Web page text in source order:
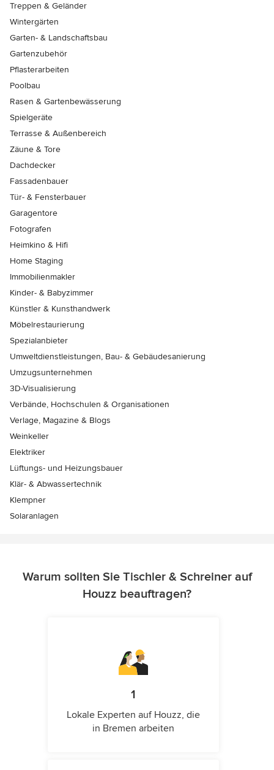
Treppen & Geländer
Wintergärten
Garten- & Landschaftsbau
Gartenzubehör
Pflasterarbeiten
Poolbau
Rasen & Gartenbewässerung
Spielgeräte
Terrasse & Außenbereich
Zäune & Tore
Dachdecker
Fassadenbauer
Tür- & Fensterbauer
Garagentore
Fotografen
Heimkino & Hifi
Home Staging
Immobilienmakler
Kinder- & Babyzimmer
Künstler & Kunsthandwerk
Möbelrestaurierung
Spezialanbieter
Umweltdienstleistungen, Bau- & Gebäudesanierung
Umzugsunternehmen
3D-Visualisierung
Verbände, Hochschulen & Organisationen
Verlage, Magazine & Blogs
Weinkeller
Elektriker
Lüftungs- und Heizungsbauer
Klär- & Abwassertechnik
Klempner
Solaranlagen
Warum sollten Sie Tischler & Schreiner auf
Houzz beauftragen?
1
Lokale Experten auf Houzz, die
in Bremen arbeiten